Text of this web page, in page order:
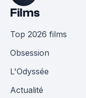
Films
Top 2026 films
Obsession
L'Odyssée
Actualité